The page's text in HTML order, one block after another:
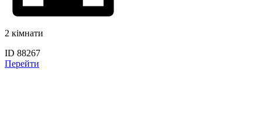
2 кімнати
ID 88267
Перейти